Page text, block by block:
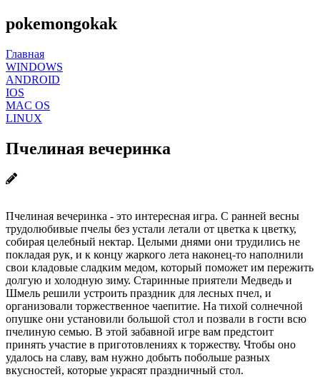
pokemongokak
Главная
WINDOWS
ANDROID
IOS
MAC OS
LINUX
Пчелиная вечеринка
Пчелиная вечеринка - это интересная игра. С ранней весны
трудолюбивые пчелы без устали летали от цветка к цветку,
собирая целебный нектар. Целыми днями они трудились не
покладая рук, и к концу жаркого лета наконец-то наполнили
свои кладовые сладким медом, который поможет им пережить
долгую и холодную зиму. Старинные приятели Медведь и
Шмель решили устроить праздник для лесных пчел, и
организовали торжественное чаепитие. На тихой солнечной
опушке они установили большой стол и позвали в гости всю
пчелиную семью. В этой забавной игре вам предстоит
принять участие в приготовлениях к торжеству. Чтобы оно
удалось на славу, вам нужно добыть побольше разных
вкусностей, которые украсят праздничный стол.